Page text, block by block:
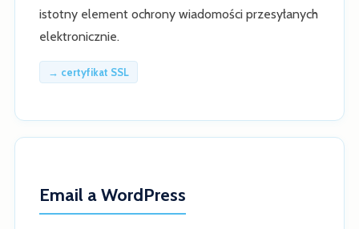
istotny element ochrony wiadomości przesyłanych
elektronicznie.
→ certyfikat SSL
Email a WordPress